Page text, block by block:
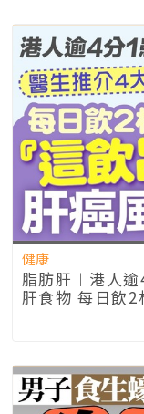
健康
脂肪肝︱港人
肝食物 每日飲